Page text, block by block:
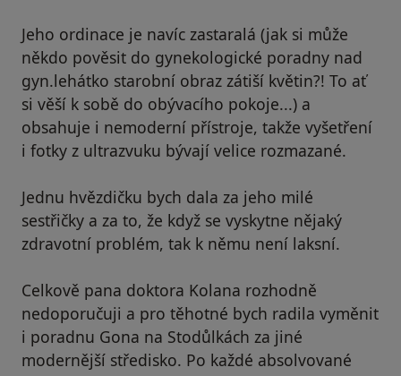
Jeho ordinace je navíc zastaralá (jak si může
někdo pověsit do gynekologické poradny nad
gyn.lehátko starobní obraz zátiší květin?! To ať
si věší k sobě do obývacího pokoje...) a
obsahuje i nemoderní přístroje, takže vyšetření
i fotky z ultrazvuku bývají velice rozmazané.
Jednu hvězdičku bych dala za jeho milé
sestřičky a za to, že když se vyskytne nějaký
zdravotní problém, tak k němu není laksní.
Celkově pana doktora Kolana rozhodně
nedoporučuji a pro těhotné bych radila vyměnit
i poradnu Gona na Stodůlkách za jiné
modernější středisko. Po každé absolvované